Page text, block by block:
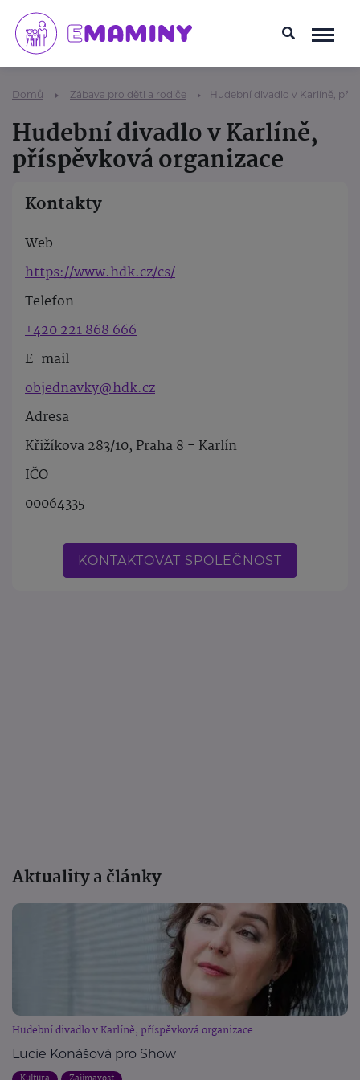
Domů Zábava pro děti a rodiče Hudební divadlo v Karlíně,
Hudební divadlo v Karlíně,
příspěvková organizace
Kontakty
Web
https://www.hdk.cz/cs/
Telefon
+420 221 868 666
E-mail
objednavky@hdk.cz
Adresa
Křižíkova 283/10, Praha 8 - Karlín
IČO
00064335
KONTAKTOVAT SPOLEČNOST
Aktuality a články
Hudební divadlo v Karlíně, příspěvková organizace
Lucie Konášová pro Show